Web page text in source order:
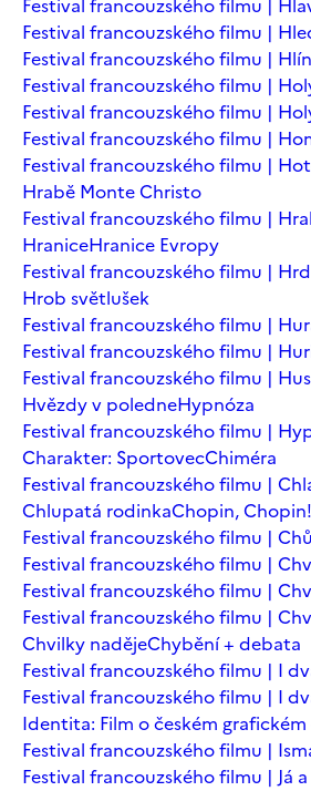
Festival francouzského filmu |
Festival francouzského filmu |
Festival francouzského filmu |
Festival francouzského filmu |
Festival francouzského filmu |
Festival francouzského filmu |
Hrabě Monte Christo
Festival francouzského filmu |
HraniceHranice Evropy
Festival francouzského filmu |
Hrob světlušek
Festival francouzského filmu |
Festival francouzského filmu |
Festival francouzského filmu |
Hvězdy v poledneHypnóza
Festival francouzského filmu |
Charakter: SportovecChiméra
Festival francouzského filmu |
Chlupatá rodinkaChopin, Chopin!
Festival francouzského filmu |
Festival francouzského filmu |
Festival francouzského filmu |
Festival francouzského filmu |
Chvilky nadějeChybění + debata
Festival francouzského filmu | I
Festival francouzského filmu | I
Identita: Film o českém grafickém
Festival francouzského filmu |
Festival francouzského filmu | Já